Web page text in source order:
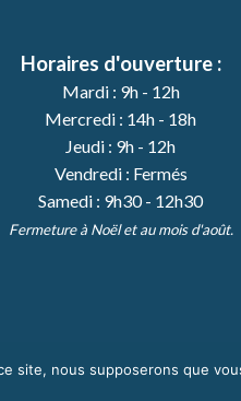
Horaires d'ouverture :
Mardi : 9h - 12h
Mercredi : 14h - 18h
Jeudi : 9h - 12h
Vendredi : Fermés
Samedi : 9h30 - 12h30
Fermeture à Noël et au mois d'août.
site, nous supposerons que